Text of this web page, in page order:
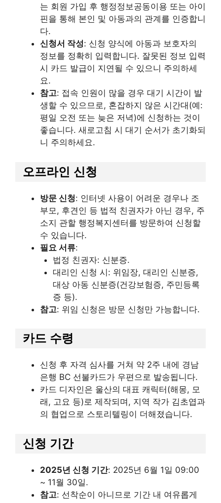
는 회원 가입 후 행정정보공동이용 또는 아이
핀을 통해 본인 및 아동과의 관계를 인증합니
다.
신청서 작성: 신청 양식에 아동과 보호자의
정보를 정확히 입력합니다. 잘못된 정보 입력
시 카드 발급이 지연될 수 있으니 주의하세
요.
참고: 접속 인원이 많을 경우 대기 시간이 발
생할 수 있으므로, 혼잡하지 않은 시간대(예:
평일 오전 또는 늦은 저녁)에 신청하는 것이
좋습니다. 새로고침 시 대기 순서가 초기화되
니 주의하세요.
오프라인 신청
방문 신청: 인터넷 사용이 어려운 경우나 조
부모, 후견인 등 법적 친권자가 아닌 경우, 주
소지 관할 행정복지센터를 방문하여 신청할
수 있습니다.
필요 서류:
법정 친권자: 신분증.
대리인 신청 시: 위임장, 대리인 신분증,
대상 아동 신분증(건강보험증, 주민등록
증 등).
참고: 위임 신청은 방문 신청만 가능합니다.
카드 수령
신청 후 자격 심사를 거쳐 약 2주 내에 경남
은행 BC 선불카드가 우편으로 발송됩니다.
카드 디자인은 울산의 대표 캐릭터(해몽, 모
래, 고요 등)로 제작되며, 지역 작가 김초엽과
의 협업으로 스토리텔링이 더해졌습니다.
신청 기간
2025년 신청 기간: 2025년 6월 1일 09:00
~ 11월 30일.
참고: 선착순이 아니므로 기간 내 여유롭게